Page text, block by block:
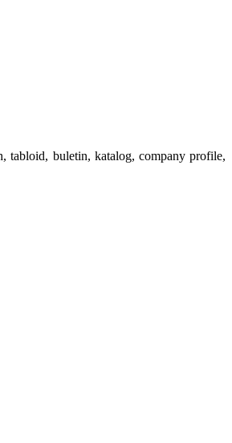
tabloid, buletin, katalog, company profile,